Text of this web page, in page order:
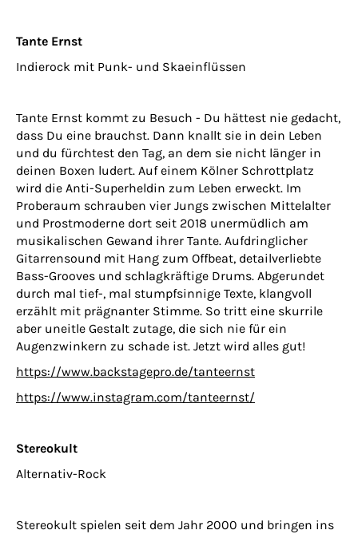
Tante Ernst
Indierock mit Punk- und Skaeinflüssen
Tante Ernst kommt zu Besuch - Du hättest nie gedacht,
dass Du eine brauchst. Dann knallt sie in dein Leben
und du fürchtest den Tag, an dem sie nicht länger in
deinen Boxen ludert. Auf einem Kölner Schrottplatz
wird die Anti-Superheldin zum Leben erweckt. Im
Proberaum schrauben vier Jungs zwischen Mittelalter
und Prostmoderne dort seit 2018 unermüdlich am
musikalischen Gewand ihrer Tante. Aufdringlicher
Gitarrensound mit Hang zum Offbeat, detailverliebte
Bass-Grooves und schlagkräftige Drums. Abgerundet
durch mal tief-, mal stumpfsinnige Texte, klangvoll
erzählt mit prägnanter Stimme. So tritt eine skurrile
aber uneitle Gestalt zutage, die sich nie für ein
Augenzwinkern zu schade ist. Jetzt wird alles gut!
https://www.backstagepro.de/tanteernst
https://www.instagram.com/tanteernst/
Stereokult
Alternativ-Rock
Stereokult spielen seit dem Jahr 2000 und bringen ins